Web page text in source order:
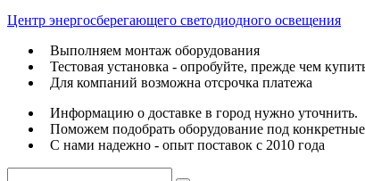
Центр энергосберегающего светодиодного освещения
Выполняем монтаж оборудования
Тестовая установка - опробуйте, прежде чем
Для компаний возможна отсрочка платежа
Информацию о доставке в город нужно уточнить.
Поможем подобрать оборудование под конкретные
С нами надежно - опыт поставок с 2010 года